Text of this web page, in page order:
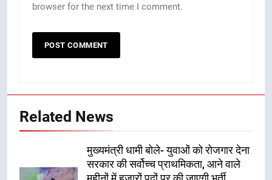
browser for the next time I comment.
Related News
मुख्यमंत्री धामी बोले- युवाओं को रोजगार देना
सरकार की सर्वोच्च प्राथमिकता, आने वाले